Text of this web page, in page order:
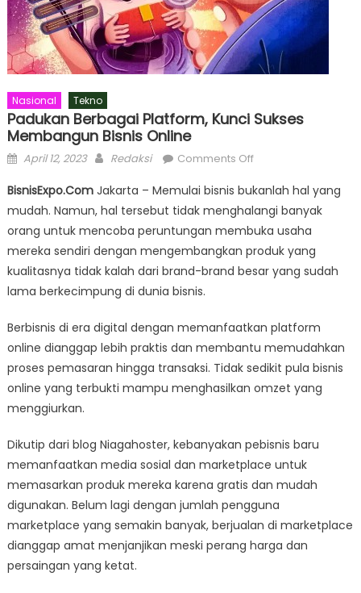
Nasional Tekno
Padukan Berbagai Platform, Kunci Sukses
Membangun Bisnis Online
Posted
April 12, 2023 Author
Redaksi Comments Offon
Berbagai
Platform,
Kunci
Sukses
Membangun
BisnisExpo.ComJakarta – Memulai bisnis bukanlah hal yang
mudah. Namun, hal tersebut tidak menghalangi banyak
orang untuk mencoba peruntungan membuka usaha
mereka sendiri dengan mengembangkan produk yang
kualitasnya tidak kalah dari brand-brand besar yang sudah
lama berkecimpung di dunia bisnis.
Berbisnis di era digital dengan memanfaatkan platform
online dianggap lebih praktis dan membantu memudahkan
proses pemasaran hingga transaksi. Tidak sedikit pula bisnis
online yang terbukti mampu menghasilkan omzet yang
menggiurkan.
Dikutip dari blog Niagahoster, kebanyakan pebisnis baru
memanfaatkan media sosial dan marketplace untuk
memasarkan produk mereka karena gratis dan mudah
digunakan. Belum lagi dengan jumlah pengguna
marketplace yang semakin banyak, berjualan di marketplace
dianggap amat menjanjikan meski perang harga dan
persaingan yang ketat.